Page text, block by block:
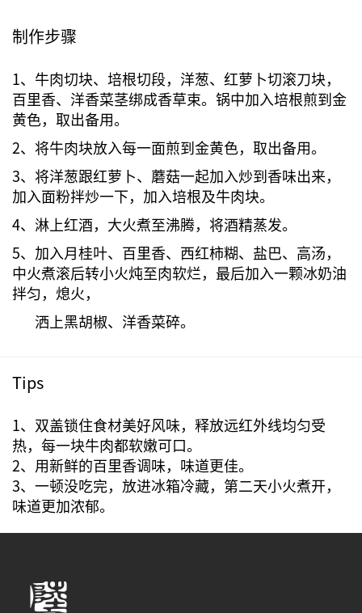
制作步骤
1、牛肉切块、培根切段，洋葱、红萝卜切滚刀块，
百里香、洋香菜茎绑成香草束。锅中加入培根煎到金
黄色，取出备用。
2、将牛肉块放入每一面煎到金黄色，取出备用。
3、将洋葱跟红萝卜、蘑菇一起加入炒到香味出来，
加入面粉拌炒一下，加入培根及牛肉块。
4、淋上红酒，大火煮至沸腾，将酒精蒸发。
5、加入月桂叶、百里香、西红柿糊、盐巴、高汤，
中火煮滚后转小火炖至肉软烂，最后加入一颗冰奶油
拌匀，熄火，
洒上黑胡椒、洋香菜碎。
Tips
1、双盖锁住食材美好风味，释放远红外线均匀受
热，每一块牛肉都软嫩可口。
2、用新鲜的百里香调味，味道更佳。
3、一顿没吃完，放进冰箱冷藏，第二天小火煮开，
味道更加浓郁。